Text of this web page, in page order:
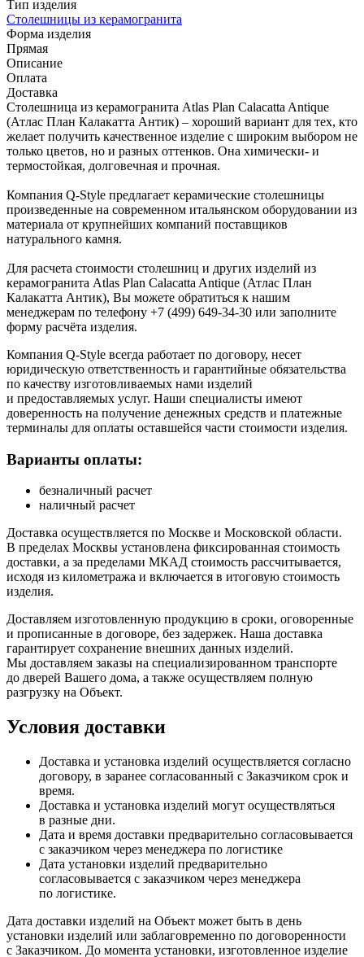
Тип изделия
Столешницы из керамогранита
Форма изделия
Прямая
Описание
Оплата
Доставка
Столешница из керамогранита Atlas Plan Calacatta Antique
(Атлас План Калакатта Антик) – хороший вариант для тех, кто
желает получить качественное изделие с широким выбором не
только цветов, но и разных оттенков. Она химически- и
термостойкая, долговечная и прочная.
Компания Q-Style предлагает керамические столешницы
произведенные на современном итальянском оборудовании из
материала от крупнейших компаний поставщиков
натурального камня.
Для расчета стоимости столешниц и других изделий из
керамогранита Atlas Plan Calacatta Antique (Атлас План
Калакатта Антик), Вы можете обратиться к нашим
менеджерам по телефону +7 (499) 649-34-30 или заполните
форму расчёта изделия.
Компания Q-Style всегда работает по договору, несет
юридическую ответственность и гарантийные обязательства
по качеству изготовливаемых нами изделий
и предоставляемых услуг. Наши специалисты имеют
доверенность на получение денежных средств и платежные
терминалы для оплаты оставшейся части стоимости изделия.
Варианты оплаты:
безналичный расчет
наличный расчет
Доставка осуществляется по Москве и Московской области.
В пределах Москвы установлена фиксированная стоимость
доставки, а за пределами МКАД стоимость рассчитывается,
исходя из километража и включается в итоговую стоимость
изделия.
Доставляем изготовленную продукцию в сроки, оговоренные
и прописанные в договоре, без задержек. Наша доставка
гарантирует сохранение внешних данных изделий.
Мы доставляем заказы на специализированном транспорте
до дверей Вашего дома, а также осуществляем полную
разгрузку на Объект.
Условия доставки
Доставка и установка изделий осуществляется согласно
договору, в заранее согласованный с Заказчиком срок и
время.
Доставка и установка изделий могут осуществляться
в разные дни.
Дата и время доставки предварительно согласовывается
с заказчиком через менеджера по логистике
Дата установки изделий предварительно
согласовывается с заказчиком через менеджера
по логистике.
Дата доставки изделий на Объект может быть в день
установки изделий или заблаговременно по договоренности
с Заказчиком. До момента установки, изготовленное изделие